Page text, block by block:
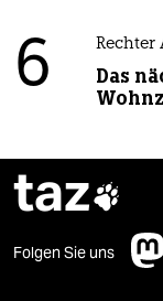
6 Rechter
Das
taz
Folgen Sie uns